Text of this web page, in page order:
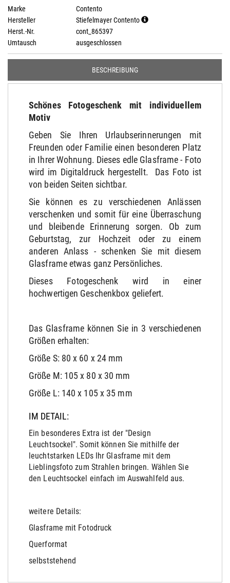
Marke
Contento
Hersteller
Stiefelmayer Contento
Herst.-Nr.
cont_865397
Umtausch
ausgeschlossen
BESCHREIBUNG
Schönes Fotogeschenk mit individuellem
Motiv
Geben Sie Ihren Urlaubserinnerungen mit
Freunden oder Familie einen besonderen Platz
in Ihrer Wohnung. Dieses edle Glasframe - Foto
wird im Digitaldruck hergestellt. Das Foto ist
von beiden Seiten sichtbar.
Sie können es zu verschiedenen Anlässen
verschenken und somit für eine Überraschung
und bleibende Erinnerung sorgen. Ob zum
Geburtstag, zur Hochzeit oder zu einem
anderen Anlass - schenken Sie mit diesem
Glasframe etwas ganz Persönliches.
Dieses Fotogeschenk wird in einer
hochwertigen Geschenkbox geliefert.
Das Glasframe können Sie in 3 verschiedenen
Größen erhalten:
Größe S: 80 x 60 x 24 mm
Größe M: 105 x 80 x 30 mm
Größe L: 140 x 105 x 35 mm
IM DETAIL:
Ein besonderes Extra ist der "Design
Leuchtsockel". Somit können Sie mithilfe der
leuchtstarken LEDs Ihr Glasframe mit dem
Lieblingsfoto zum Strahlen bringen. Wählen Sie
den Leuchtsockel einfach im Auswahlfeld aus.
weitere Details:
Glasframe mit Fotodruck
Querformat
selbststehend